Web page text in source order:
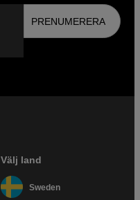
PRENUMERERA
Välj land
Sweden